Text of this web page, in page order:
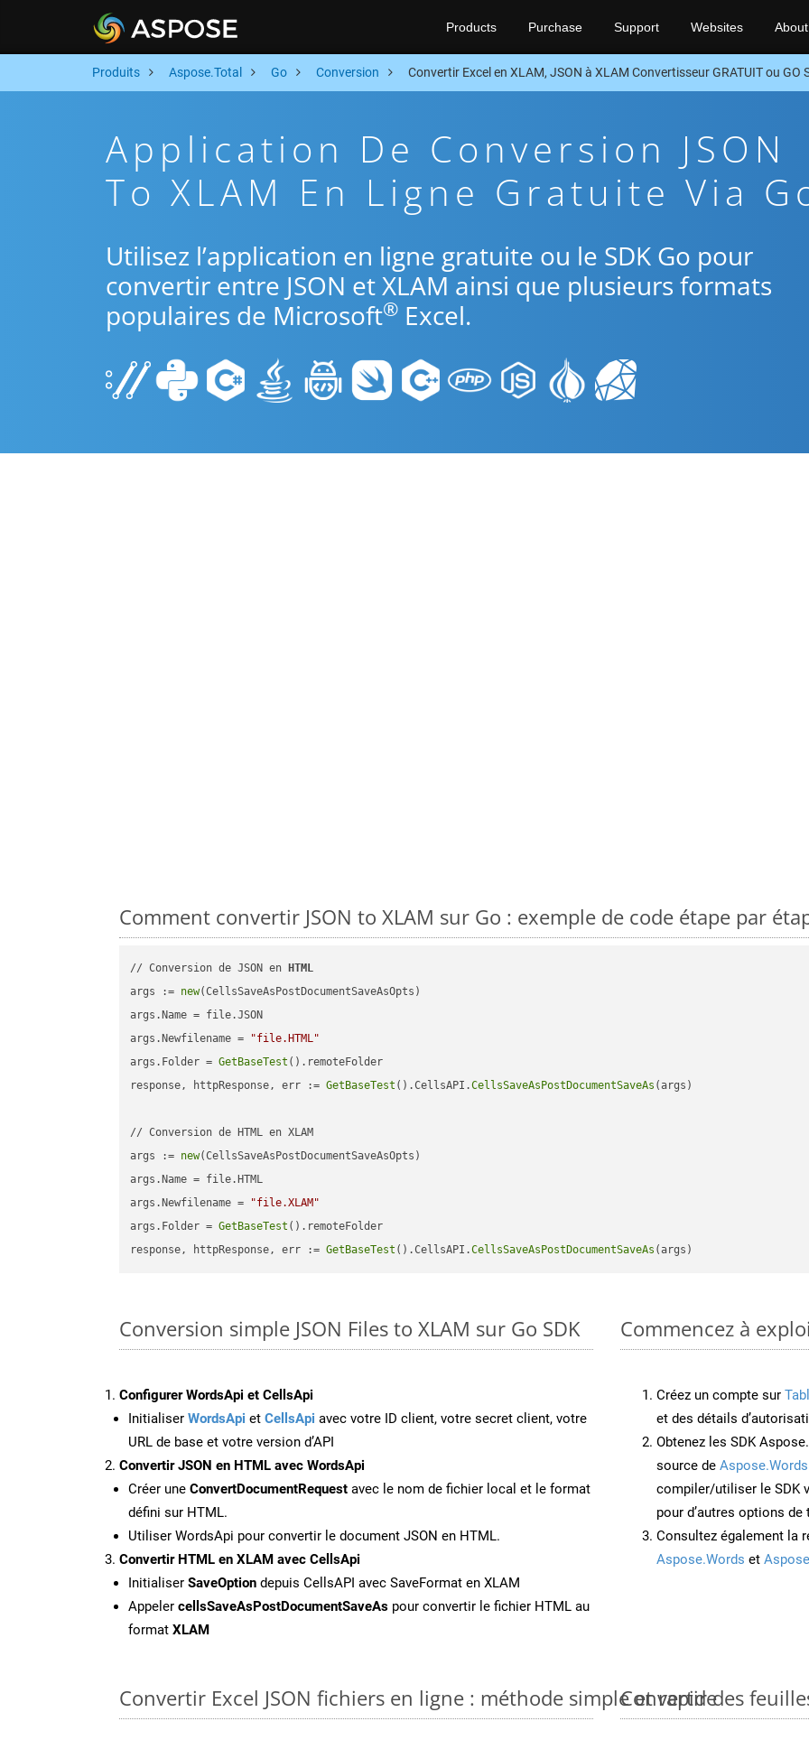
Products Purchase Support Websites About
Produits Aspose.Total Go Conversion Convertir Excel en XLAM, JSON à XLAM Convertisseur GRATUIT ou GO
Application De Conversion JSON
To XLAM En Ligne Gratuite Via
Utilisez l’application en ligne gratuite ou le SDK Go pour
convertir entre JSON et XLAM ainsi que plusieurs formats
populaires de Microsoft® Excel.
Comment convertir JSON to XLAM sur Go : exemple de code étape par
// Conversion de JSON en
HTML
args := new(CellsSaveAsPostDocumentSaveAsOpts)
args.Name = file.JSON
args.Newfilename =
"file.HTML"
args.Folder = GetBaseTest ().remoteFolder
response, httpResponse, err := GetBaseTest ().CellsAPI.CellsSaveAsPostDocumentSaveAs (args)
// Conversion de HTML en XLAM
args := new(CellsSaveAsPostDocumentSaveAsOpts)
args.Name = file.HTML
args.Newfilename =
"file.XLAM"
args.Folder = GetBaseTest ().remoteFolder
response, httpResponse, err := GetBaseTest ().CellsAPI.CellsSaveAsPostDocumentSaveAs
Conversion simple JSON Files to XLAM sur Go SDK
Configurer WordsApi et CellsApi
Initialiser WordsApi et CellsApi avec votre ID client, votre secret client, votre
URL de base et votre version d’API
Convertir JSON en HTML avec WordsApi
Créer une ConvertDocumentRequest avec le nom de fichier local et le format
défini sur HTML.
Utiliser WordsApi pour convertir le document JSON en HTML.
Convertir HTML en XLAM avec CellsApi
Initialiser SaveOption depuis CellsAPI avec SaveFormat en XLAM
Appeler cellsSaveAsPostDocumentSaveAs pour convertir le fichier HTML au
format XLAM
Commencez à
Créez un compte sur
et des détails
Obtenez les SDK
source de
compiler/utiliser le SDK
pour d’autres options
Consultez également la
Aspose.Words et
Convertir Excel JSON fichiers en ligne : méthode simple et rapide
Convertir des